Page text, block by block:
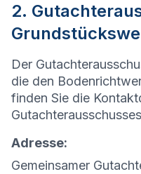
2.
Der
die den
finden Sie die
Adresse:
Gemeinsamer